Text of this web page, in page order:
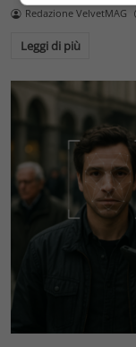
Redazione VelvetMAG
Leggi di più